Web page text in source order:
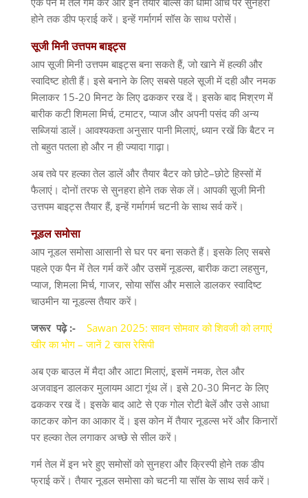
होने तक डीप फ्राई करें। इन्हें गर्मागर्म सॉस के साथ परोसें।
सूजीमिनीउत्तपमबाइट्स
आप सूजी मिनी उत्तपम बाइट्स बना सकते हैं, जो खाने में हल्की और
स्वादिष्ट होती हैं। इसे बनाने के लिए सबसे पहले सूजी में दही और नमक
मिलाकर15-20 मिनट के लिए ढककर रख दें। इसके बाद मिश्रण में
बारीक कटी शिमला मिर्च, टमाटर, प्याज और अपनी पसंद की अन्य
सब्जियां डालें। आवश्यकता अनुसार पानी मिलाएं, ध्यान रखें कि बैटर न
तो बहुत पतला हो और न ही ज्यादा गाढ़ा।
अब तवे पर हल्का तेल डालें और तैयार बैटर को छोटे–छोटे हिस्सों में
फैलाएं। दोनों तरफ से सुनहरा होने तक सेक लें। आपकी सूजी मिनी
उत्तपम बाइट्स तैयार हैं, इन्हें गर्मागर्म चटनी के साथ सर्व करें।
नूडलसमोसा
आप नूडल समोसा आसानी से घर पर बना सकते हैं। इसके लिए सबसे
पहले एक पैन में तेल गर्म करें और उसमें नूडल्स, बारीक कटा लहसुन,
प्याज, शिमला मिर्च, गाजर, सोया सॉस और मसाले डालकर स्वादिष्ट
चाउमीन या नूडल्स तैयार करें।
जरूर पढ़े:- Sawan 2025: सावन सोमवार को शिवजी को लगाएं
खीर का भोग – जानें 2 खास रेसिपी
अब एक बाउल में मैदा और आटा मिलाएं, इसमें नमक, तेल और
अजवाइन डालकर मुलायम आटा गूंथ लें। इसे20-30 मिनट के लिए
ढककर रख दें। इसके बाद आटे से एक गोल रोटी बेलें और उसे आधा
काटकर कोन का आकार दें। इस कोन में तैयार नूडल्स भरें और किनारों
पर हल्का तेल लगाकर अच्छे से सील करें।
गर्म तेल में इन भरे हुए समोसों को सुनहरा और क्रिस्पी होने तक डीप
फ्राई करें। तैयार नूडल समोसा को चटनी या सॉस के साथ सर्व करें।